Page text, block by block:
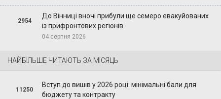
2954
До Вінниці вночі прибули ще семеро евакуйованих
із прифронтових регіонів
04 серпня 2026
НАЙБІЛЬШЕ ЧИТАЮТЬ ЗА МІСЯЦЬ
11250
Вступ до вишів у 2026 році: мінімальні бали для
бюджету та контракту